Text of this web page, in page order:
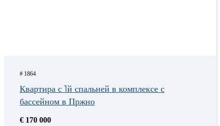
# 1864
Квартира с 1й спальней в комплексе с
бассейном в Пржно
€ 170 000